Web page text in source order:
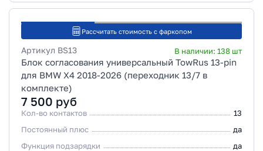
Рассчитать стоимость с фаркопом
Артикул BS13 В наличии: 138 шт
Блок согласования универсальный TowRus 13-pin
для BMW X4 2018-2026 (переходник 13/7 в
комплекте)
7 500 руб
Кол-во контактов
13
Постоянный плюс
да
Функция подзарядки
да